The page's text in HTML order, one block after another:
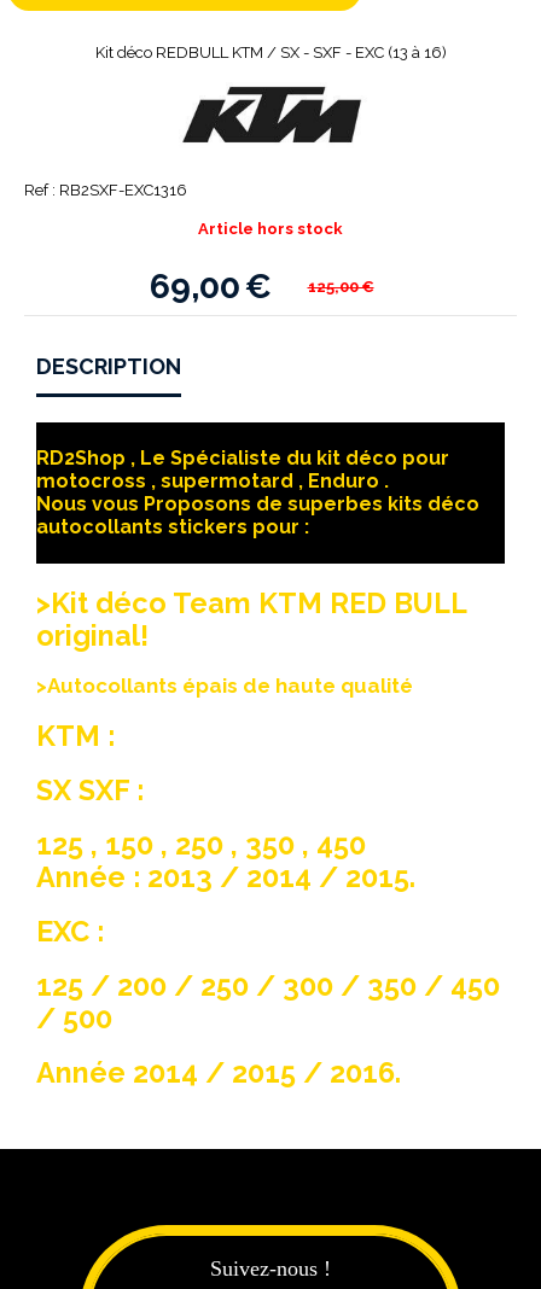
Kit déco REDBULL KTM / SX - SXF - EXC (13 à 16)
Ref : RB2SXF-EXC1316
69,00€ 125,00€
Article hors stock
DESCRIPTION
RD2Shop , Le Spécialiste du kit déco pour
motocross , supermotard , Enduro .
Nous vous Proposons de superbes kits déco
autocollants stickers pour :
>Kit déco Team KTM RED BULL
original!
>Autocollants épais de haute qualité
KTM :
SX SXF :
125 , 150 , 250 , 350 , 450
Année : 2013 / 2014 / 2015.
EXC :
125 / 200 / 250 / 300 / 350 / 450
/ 500
Année 2014 / 2015 / 2016.
Suivez-nous !